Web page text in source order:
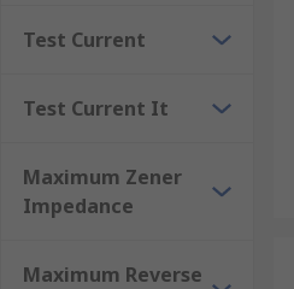
Test Current
Test Current It
Maximum Zener
Impedance
Maximum Reverse